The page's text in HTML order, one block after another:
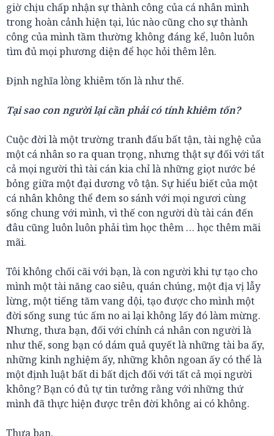
giờ chịu chấp nhận sự thành công của cá nhân mình
trong hoàn cảnh hiện tại, lúc nào cũng cho sự thành
công của mình tầm thường không đáng kể, luôn luôn
tìm đủ mọi phương diện để học hỏi thêm lên.
Định nghĩa lòng khiêm tốn là như thế.
Tại sao con người lại cần phải có tính khiêm tốn?
Cuộc đời là một trường tranh đấu bất tận, tài nghệ của
một cá nhân so ra quan trọng, nhưng thật sự đối với tất
cả mọi người thì tài cán kia chỉ là những giọt nước bé
bỏng giữa một đại dương vô tận. Sự hiểu biết của một
cá nhân không thể đem so sánh với mọi ngươi cùng
sống chung với mình, vì thế con người dù tài cán đến
đâu cũng luôn luôn phải tìm học thêm … học thêm mãi
mãi.
Tôi không chối cãi với bạn, là con người khi tự tạo cho
mình một tài năng cao siêu, quán chúng, một địa vị lẫy
lừng, một tiếng tăm vang dội, tạo được cho mình một
đời sống sung túc ấm no ai lại không lấy đó làm mừng.
Nhưng, thưa bạn, đối với chính cá nhân con người là
như thế, song bạn có dám quả quyết là những tài ba ấy,
những kinh nghiệm ấy, những khôn ngoan ấy có thể là
một định luật bất di bất dịch đối với tất cả mọi người
không? Bạn có đủ tự tin tưởng rằng với những thứ
mình đã thực hiện được trên đời không ai có không.
Thưa bạn.